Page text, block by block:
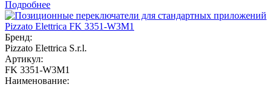
Подробнее
Бренд:
Pizzato Elettrica S.r.l.
Артикул:
FK 3351-W3M1
Наименование: